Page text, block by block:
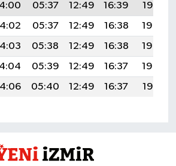
05:37 12:49 16:39
19:52
05:37 12:49 16:38
19:50
05:38 12:49 16:38
19:49
05:39 12:49 16:37
19:48
05:40 12:49 16:37 19:47